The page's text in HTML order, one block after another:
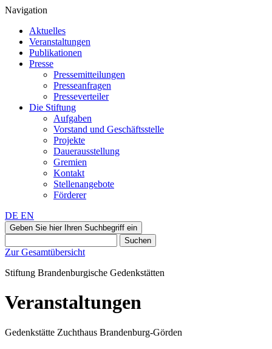
Navigation
Aktuelles
Veranstaltungen
Publikationen
Presse
Pressemitteilungen
Presseanfragen
Presseverteiler
Die Stiftung
Aufgaben
Vorstand und Geschäftsstelle
Projekte
Dauerausstellung
Gremien
Kontakt
Stellenangebote
Förderer
DE EN
Geben Sie hier Ihren Suchbegriff ein
Suchen
Zur Gesamtübersicht
Stiftung Brandenburgische Gedenkstätten
Veranstaltungen
Gedenkstätte Zuchthaus Brandenburg-Görden